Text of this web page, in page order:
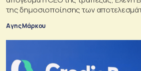
της δημοσιοποίησης των
Αγης Μάρκου